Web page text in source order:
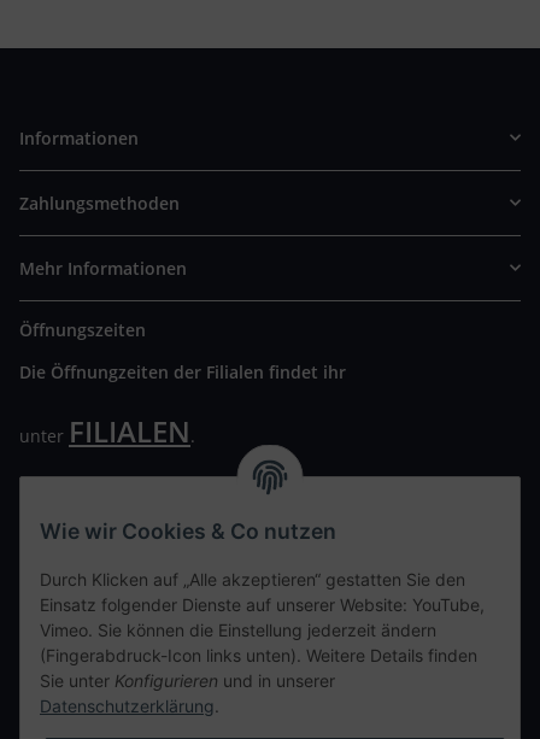
Informationen
Zahlungsmethoden
Mehr Informationen
Öffnungszeiten
Die Öffnungzeiten der Filialen findet ihr
unter FILIALEN.
Wir freuen uns auf Euren Besuch. Bitte beachtet die
Kontaktdaten
tweet
teilen
Wie wir Cookies & Co nutzen
Durch Klicken auf „Alle akzeptieren“ gestatten Sie den
Einsatz folgender Dienste auf unserer Website: YouTube,
Vimeo. Sie können die Einstellung jederzeit ändern
(Fingerabdruck-Icon links unten). Weitere Details finden
Sie unter Konfigurieren und in unserer
Datenschutzerklärung.